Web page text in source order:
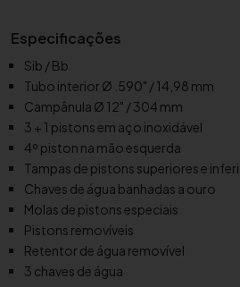
0
G
P
r
e
s
t
i
g
e
Especificações
Sib / Bb
Tubo interior Ø .590" / 14,98 mm
Campânula Ø 12" / 304 mm
3 + 1 pistons em aço inoxidável
4º piston na mão esquerda
Tampas de pistons superiores e
Chaves de água banhadas a ouro
Molas de pistons especiais
Pistons removíveis
Retentor de água removível
3 chaves de água